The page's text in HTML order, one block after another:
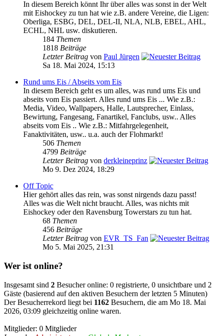
In diesem Bereich könnt Ihr über alles was sonst in der Welt
mit Eishockey zu tun hat wie z.B. andere Vereine, die Ligen:
Oberliga, ESBG, DEL, DEL-II, NLA, NLB, EBEL, AHL,
ECHL, NHL usw. diskutieren.
184 Themen
1818 Beiträge
Letzter Beitrag von Paul Jürgen
Sa 18. Mai 2024, 15:13
Rund ums Eis / Abseits vom Eis
In diesem Bereich geht es um alles, was rund ums Eis und
abseits vom Eis passiert. Alles rund ums Eis ... Wie z.B.:
Media, Video, Wallpapers, Halle, Lautsprecher, Einlass,
Bewirtung, Fangesang, Fanartikel, Fanclubs, usw.. Alles
abseits vom Eis .. Wie z.B.: Mitfahrgelegenheit,
Fanaktivitäten, usw.. u.a. auch der Flohmarkt!
506 Themen
4799 Beiträge
Letzter Beitrag von derkleineprinz
Mo 9. Dez 2024, 18:29
Off Topic
Hier gehört alles das rein, was sonst nirgends dazu passt!
Alles was die Welt nicht braucht. Alles, was nichts mit
Eishockey oder den Ravensburg Towerstars zu tun hat.
68 Themen
456 Beiträge
Letzter Beitrag von EVR_TS_Fan
Mo 5. Mai 2025, 21:31
Wer ist online?
Insgesamt sind 2 Besucher online: 0 registrierte, 0 unsichtbare und 2
Gäste (basierend auf den aktiven Besuchern der letzten 5 Minuten)
Der Besucherrekord liegt bei 1162 Besuchern, die am Mo 18. Mai
2026, 03:09 gleichzeitig online waren.
Mitglieder: 0 Mitglieder